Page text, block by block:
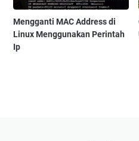
Mengganti MAC Address di
Linux Menggunakan Perintah
Ip